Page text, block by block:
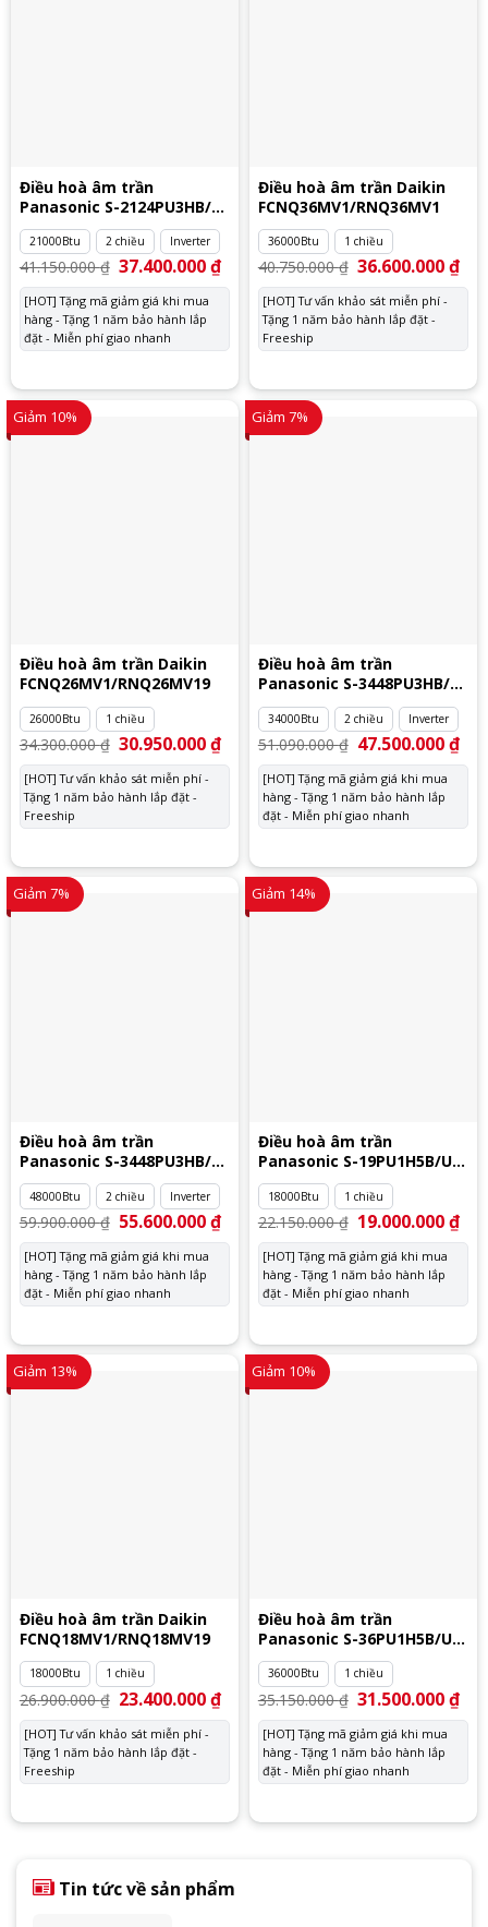
Điều hoà âm trần
Panasonic S-2124PU3HB/U-
21PZ3H5
21000Btu 2 chiều Inverter
41.150.000₫ Giá
gốc
là:
41.150.000 ₫.
37.400.000₫Giá
tại
37.400.000 ₫.
[HOT] Tặng mã giảm giá khi mua
hàng - Tặng 1 năm bảo hành lắp
đặt - Miễn phí giao nhanh
Điều hoà âm trần Daikin
FCNQ36MV1/RNQ36MV1
36000Btu 1 chiều
40.750.000₫ Giá
gốc
là:
40.750.000 ₫.
36.600.000₫Giá
tại
[HOT] Tư vấn khảo sát miễn phí -
Tặng 1 năm bảo hành lắp đặt -
Freeship
Giảm 10%
Điều hoà âm trần Daikin
FCNQ26MV1/RNQ26MV19
26000Btu 1 chiều
34.300.000₫ Giá
gốc
là:
34.300.000 ₫.
30.950.000₫Giá
tại
30.950.000 ₫.
[HOT] Tư vấn khảo sát miễn phí -
Tặng 1 năm bảo hành lắp đặt -
Freeship
Giảm 7%
Điều hoà âm trần
Panasonic S-3448PU3HB/U-
34PZ3H5
34000Btu 2 chiều Inverter
51.090.000₫ Giá
gốc
là:
51.090.000 ₫.
47.500.000₫Giá
tại
[HOT] Tặng mã giảm giá khi mua
hàng - Tặng 1 năm bảo hành lắp
đặt - Miễn phí giao nhanh
Giảm 7%
Điều hoà âm trần
Panasonic S-3448PU3HB/U-
48PZ3H5
48000Btu 2 chiều Inverter
59.900.000₫ Giá
gốc
là:
59.900.000 ₫.
55.600.000₫Giá
tại
55.600.000 ₫.
[HOT] Tặng mã giảm giá khi mua
hàng - Tặng 1 năm bảo hành lắp
đặt - Miễn phí giao nhanh
Giảm 14%
Điều hoà âm trần
Panasonic S-19PU1H5B/U-
19PN1H5
18000Btu 1 chiều
22.150.000₫ Giá
gốc
là:
22.150.000 ₫.
19.000.000₫Giá
tại
[HOT] Tặng mã giảm giá khi mua
hàng - Tặng 1 năm bảo hành lắp
đặt - Miễn phí giao nhanh
Giảm 13%
Điều hoà âm trần Daikin
FCNQ18MV1/RNQ18MV19
18000Btu 1 chiều
26.900.000₫ Giá
gốc
là:
26.900.000 ₫.
23.400.000₫Giá
tại
23.400.000 ₫.
[HOT] Tư vấn khảo sát miễn phí -
Tặng 1 năm bảo hành lắp đặt -
Freeship
Giảm 10%
Điều hoà âm trần
Panasonic S-36PU1H5B/U-
36PN1H8
36000Btu 1 chiều
35.150.000₫ Giá
gốc
là:
35.150.000 ₫.
31.500.000₫Giá
tại
[HOT] Tặng mã giảm giá khi mua
hàng - Tặng 1 năm bảo hành lắp
đặt - Miễn phí giao nhanh
Tin tức về sản phẩm